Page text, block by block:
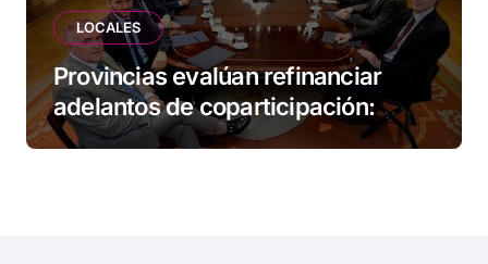
LOCALES
Provincias evalúan refinanciar
adelantos de coparticipación:
Tierra del Fuego, entre las